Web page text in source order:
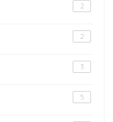
2
2
3
5